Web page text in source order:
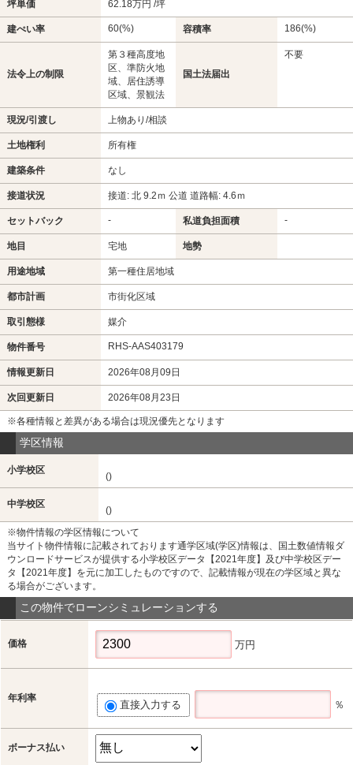
坪単価 62.18万円 /坪
建ぺい率 60(%) 容積率 186(%)
法令上の制限
第３種高度地
区、準防火地
域、居住誘導
区域、景観法
国土法届出
不要
現況/引渡し 上物あり/相談
土地権利 所有権
建築条件 なし
接道状況 接道: 北 9.2ｍ 公道 道路幅: 4.6ｍ
セットバック - 私道負担面積 -
地目 宅地 地勢
用途地域 第一種住居地域
都市計画 市街化区域
取引態様 媒介
物件番号 RHS-AAS403179
情報更新日 2026年08月09日
次回更新日 2026年08月23日
※各種情報と差異がある場合は現況優先となります
学区情報
小学校区
()
中学校区
()
※物件情報の学区情報について
当サイト物件情報に記載されております通学区域(学区)情報は、国土数値情報ダ
ウンロードサービスが提供する小学校区データ【2021年度】及び中学校区デー
タ【2021年度】を元に加工したものですので、記載情報が現在の学区域と異な
る場合がございます。
この物件でローンシミュレーションする
価格 万円
年利率
直接入力する ％
ボーナス払い